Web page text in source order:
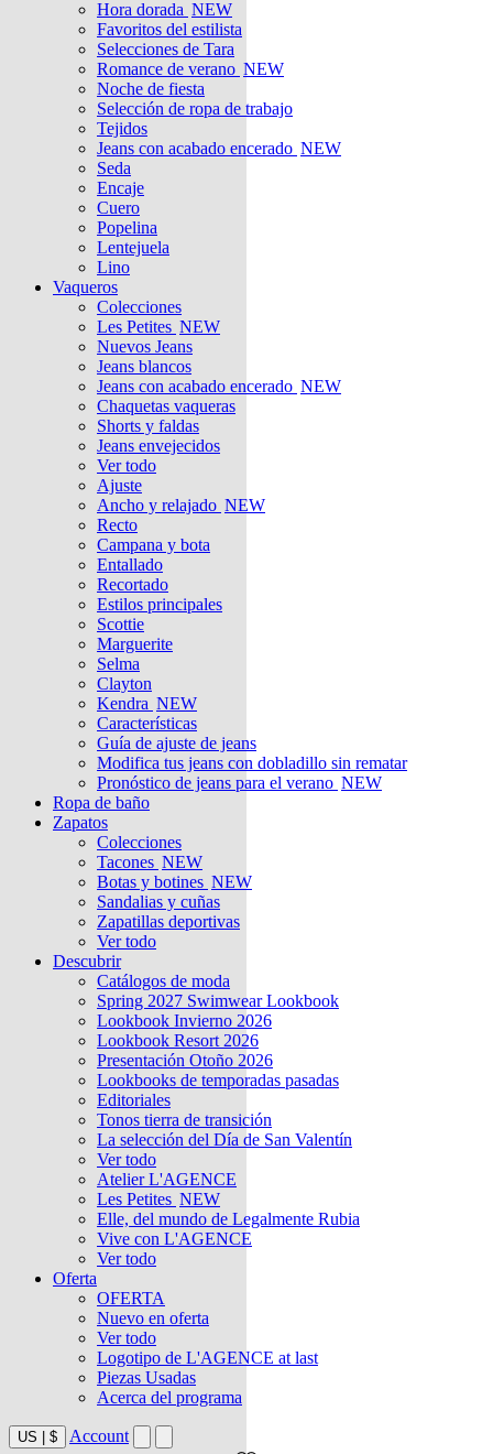
Hora dorada NEW
Favoritos del estilista
Selecciones de Tara
Romance de verano NEW
Noche de fiesta
Selección de ropa de trabajo
Tejidos
Jeans con acabado encerado NEW
Seda
Encaje
Cuero
Popelina
Lentejuela
Lino
Vaqueros
Colecciones
Les Petites NEW
Nuevos Jeans
Jeans blancos
Jeans con acabado encerado NEW
Chaquetas vaqueras
Shorts y faldas
Jeans envejecidos
Ver todo
Ajuste
Ancho y relajado NEW
Recto
Campana y bota
Entallado
Recortado
Estilos principales
Scottie
Marguerite
Selma
Clayton
Kendra NEW
Características
Guía de ajuste de jeans
Modifica tus jeans con dobladillo sin rematar
Pronóstico de jeans para el verano NEW
Ropa de baño
Zapatos
Colecciones
Tacones NEW
Botas y botines NEW
Sandalias y cuñas
Zapatillas deportivas
Ver todo
Descubrir
Catálogos de moda
Spring 2027 Swimwear Lookbook
Lookbook Invierno 2026
Lookbook Resort 2026
Presentación Otoño 2026
Lookbooks de temporadas pasadas
Editoriales
Tonos tierra de transición
La selección del Día de San Valentín
Ver todo
Atelier L'AGENCE
Les Petites NEW
Elle, del mundo de Legalmente Rubia
Vive con L'AGENCE
Ver todo
Oferta
OFERTA
Nuevo en oferta
Ver todo
Logotipo de L'AGENCE at last
Piezas Usadas
Acerca del programa
US $ Account